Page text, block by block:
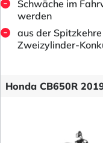
Schwäche im
werden
aus der
Zweizylinder-
Honda CB650R